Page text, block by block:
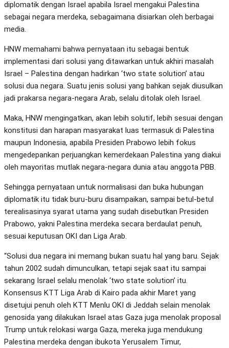
diplomatik dengan Israel apabila Israel mengakui Palestina
sebagai negara merdeka, sebagaimana disiarkan oleh berbagai
media.
HNW memahami bahwa pernyataan itu sebagai bentuk
implementasi dari solusi yang ditawarkan untuk akhiri masalah
Israel – Palestina dengan hadirkan ‘two state solution’ atau
solusi dua negara. Suatu jenis solusi yang bahkan sejak diusulkan
jadi prakarsa negara-negara Arab, selalu ditolak oleh Israel.
Maka, HNW mengingatkan, akan lebih solutif, lebih sesuai dengan
konstitusi dan harapan masyarakat luas termasuk di Palestina
maupun Indonesia, apabila Presiden Prabowo lebih fokus
mengedepankan perjuangkan kemerdekaan Palestina yang diakui
oleh mayoritas mutlak negara-negara dunia atau anggota PBB.
Sehingga pernyataan untuk normalisasi dan buka hubungan
diplomatik itu tidak buru-buru disampaikan, sampai betul-betul
terealisasinya syarat utama yang sudah disebutkan Presiden
Prabowo, yakni Palestina merdeka secara berdaulat penuh,
sesuai keputusan OKI dan Liga Arab.
“Solusi dua negara ini memang bukan suatu hal yang baru. Sejak
tahun 2002 sudah dimunculkan, tetapi sejak saat itu sampai
sekarang Israel selalu menolak ‘two state solution’ itu.
Konsensus KTT Liga Arab di Kairo pada akhir Maret yang
disetujui penuh oleh KTT Menlu OKI di Jeddah selain menolak
genosida yang dilakukan Israel atas Gaza juga menolak proposal
Trump untuk relokasi warga Gaza, mereka juga mendukung
Palestina merdeka dengan ibukota Yerusalem Timur,